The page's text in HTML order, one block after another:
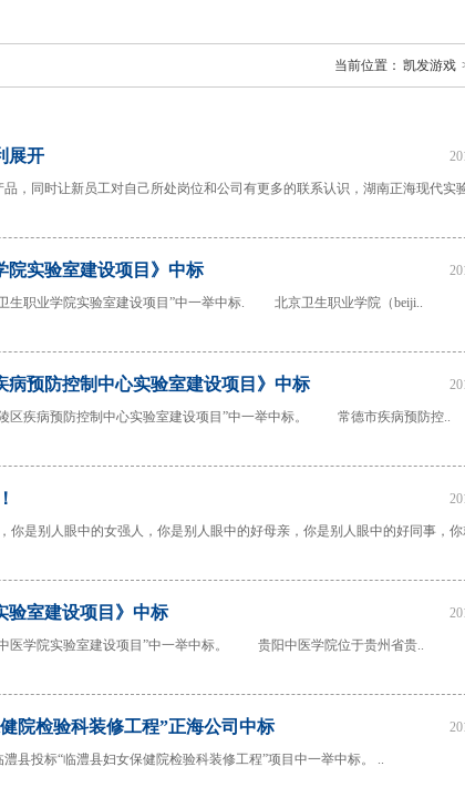
当前位置： 凯发游戏
展开
，同时让新员工对自己所处岗位和公司有更多的联系认识，湖南正海现代实
院实验室建设项目》中标
生职业学院实验室建设项目”中一举中标. 北京卫生职业学院（beiji..
病预防控制中心实验室建设项目》中标
陵区疾病预防控制中心实验室建设项目”中一举中标。 常德市疾病预防控..
是别人眼中的女强人，你是别人眼中的好母亲，你是别人眼中的好同事，你
验室建设项目》中标
医学院实验室建设项目”中一举中标。 贵阳中医学院位于贵州省贵..
院检验科装修工程”正海公司中标
县投标“临澧县妇女保健院检验科装修工程”项目中一举中标。 ..